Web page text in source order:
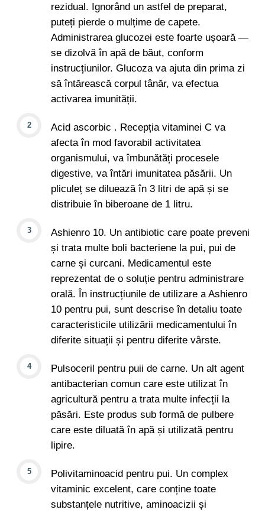
rezidual. Ignorând un astfel de preparat,
puteți pierde o mulțime de capete.
Administrarea glucozei este foarte ușoară —
se dizolvă în apă de băut, conform
instrucțiunilor. Glucoza va ajuta din prima zi
să întărească corpul tânăr, va efectua
activarea imunității.
Acid ascorbic . Recepția vitaminei C va
afecta în mod favorabil activitatea
organismului, va îmbunătăți procesele
digestive, va întări imunitatea păsării. Un
pliculeț se diluează în 3 litri de apă și se
distribuie în biberoane de 1 litru.
Ashienro 10. Un antibiotic care poate preveni
și trata multe boli bacteriene la pui, pui de
carne și curcani. Medicamentul este
reprezentat de o soluție pentru administrare
orală. În instrucțiunile de utilizare a Ashienro
10 pentru pui, sunt descrise în detaliu toate
caracteristicile utilizării medicamentului în
diferite situații și pentru diferite vârste.
Pulsoceril pentru puii de carne. Un alt agent
antibacterian comun care este utilizat în
agricultură pentru a trata multe infecții la
păsări. Este produs sub formă de pulbere
care este diluată în apă și utilizată pentru
lipire.
Polivitaminoacid pentru pui. Un complex
vitaminic excelent, care conține toate
substanțele nutritive, aminoacizii și